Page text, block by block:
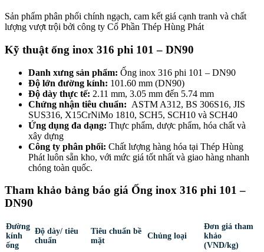
Sản phẩm phân phối chính ngạch, cam kết giá cạnh tranh và chất
lượng vượt trội bởi công ty Cổ Phần Thép Hùng Phát
Kỹ thuật ống inox 316 phi 101 – DN90
Danh xưng sản phẩm: Ống inox 316 phi 101 – DN90
Độ lớn đường kính: 101.60 mm (DN90)
Độ dày thực tế: 2.11 mm, 3.05 mm đến 5.74 mm
Chứng nhận tiêu chuẩn: ASTM A312, BS 306S16, JIS
SUS316, X15CrNiMo 1810, SCH5, SCH10 và SCH40
Ứng dụng đa dạng: Thực phẩm, dược phẩm, hóa chất và
xây dựng
Công ty phân phối: Chất lượng hàng hóa tại Thép Hùng
Phát luôn sẵn kho, với mức giá tốt nhất và giao hàng nhanh
chóng toàn quốc.
Tham khảo bảng báo giá Ống inox 316 phi 101 –
DN90
Đường
kính
ống
Độ dày/ tiêu
chuẩn
Tiêu chuẩn bề
mặt
Chủng loại
Đơn giá tham
khảo
(VND/kg)